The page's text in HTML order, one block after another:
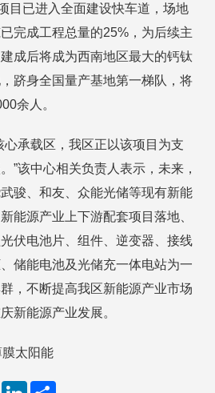
目已进入全面建设快车道，场地
完成工程总量的25%，为后续主
成后将成为西南地区最大的钙钛
跻身全国量产基地第一梯队，将
余人。
心承载区，我区正以该项目为支
”该中心相关负责人表示，未来，
骏、和友、众能光储等现有新能
能源产业上下游配套项目落地、
伏电池片、组件、逆变器、接线
储能电池及光储充一体电站为一
，不断提高我区新能源产业市场
新能源产业发展。
太阳能
S L